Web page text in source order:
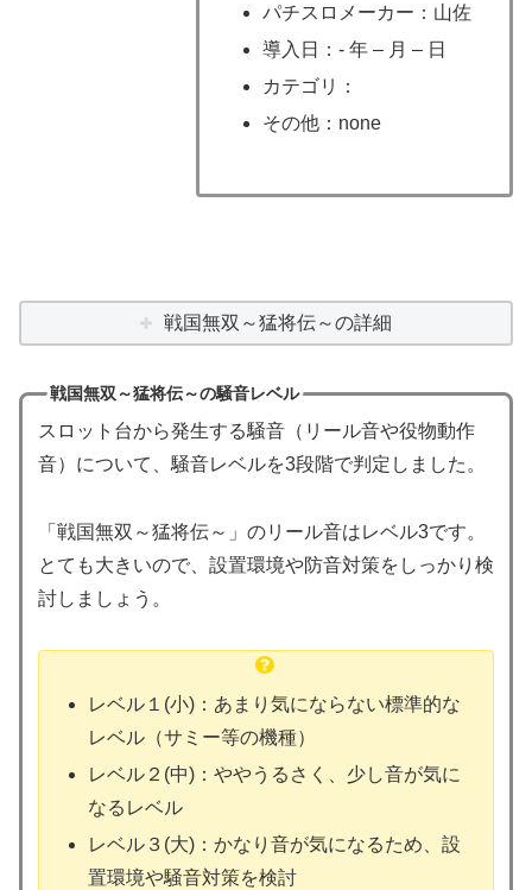
パチスロメーカー：山佐
導入日：- 年 – 月 – 日
カテゴリ：
その他：none
戦国無双～猛将伝～の詳細
戦国無双～猛将伝～の騒音レベル
スロット台から発生する騒音（リール音や役物動作
音）について、騒音レベルを3段階で判定しました。
「戦国無双～猛将伝～」のリール音はレベル3です。
とても大きいので、設置環境や防音対策をしっかり検
討しましょう。
レベル１(小)：あまり気にならない標準的な
レベル（サミー等の機種）
レベル２(中)：ややうるさく、少し音が気に
なるレベル
レベル３(大)：かなり音が気になるため、設
置環境や騒音対策を検討